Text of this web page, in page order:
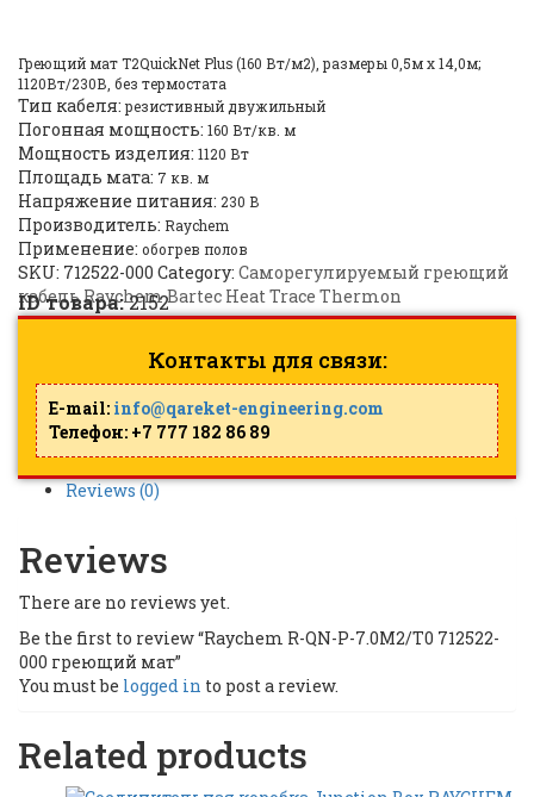
Греющий мат T2QuickNet Plus (160 Вт/м2), размеры 0,5м х 14,0м;
1120Вт/230В, без термостата
Тип кабеля: резистивный двужильный
Погонная мощность: 160 Вт/кв. м
Мощность изделия: 1120 Вт
Площадь мата: 7 кв. м
Напряжение питания: 230 B
Производитель: Raychem
Применение: обогрев полов
SKU: 712522-000 Category: Саморегулируемый греющий
кабель Raychem Bartec Heat Trace Thermon
ID товара:2152
Контакты для связи:
E-mail: info@qareket-engineering.com
Телефон: +7 777 182 86 89
Reviews (0)
Reviews
There are no reviews yet.
Be the first to review “Raychem R-QN-P-7.0M2/T0 712522-
000 греющий мат”
You must be logged in to post a review.
Related products